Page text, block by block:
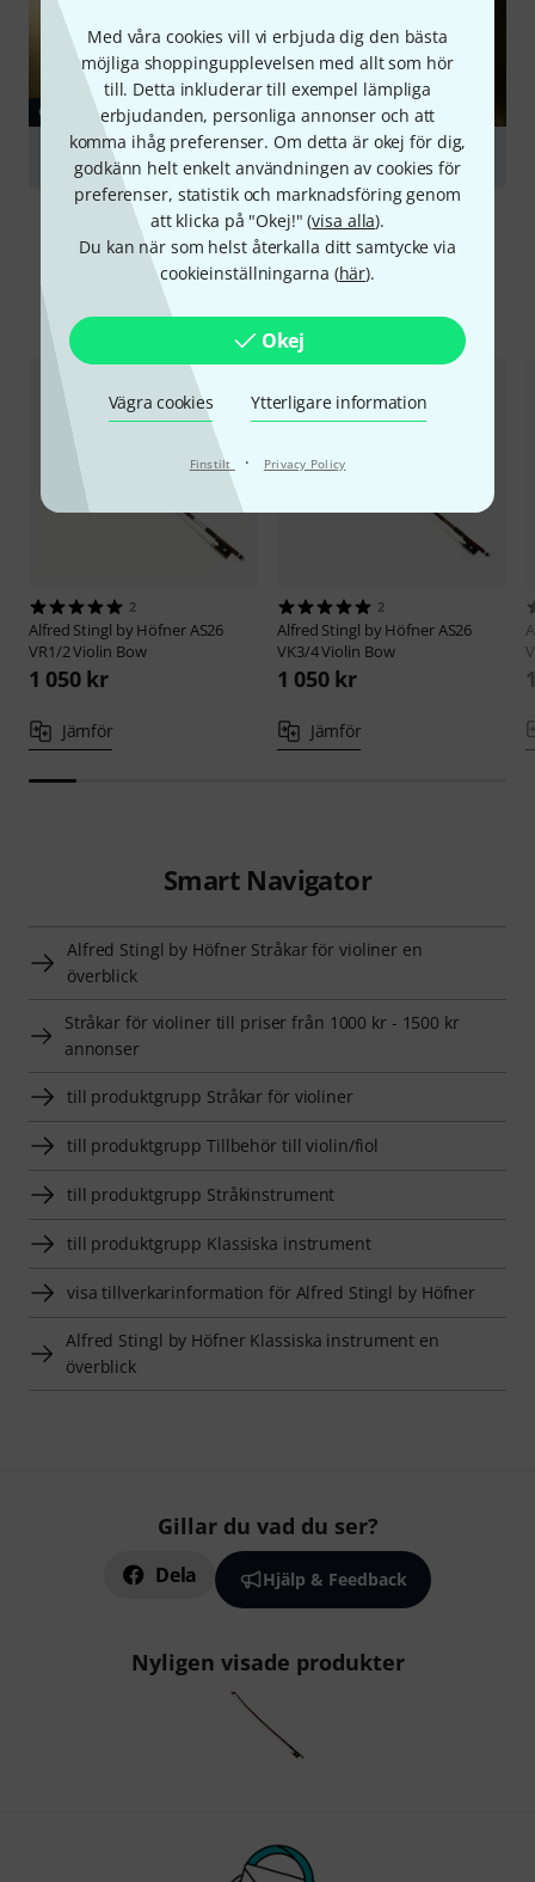
Med våra cookies vill vi erbjuda dig den bästa
möjliga shoppingupplevelsen med allt som hör
till. Detta inkluderar till exempel lämpliga
erbjudanden, personliga annonser och att
komma ihåg preferenser. Om detta är okej för dig,
godkänn helt enkelt användningen av cookies för
preferenser, statistik och marknadsföring genom
att klicka på "Okej!" (visa alla).
Du kan när som helst återkalla ditt samtycke via
cookieinställningarna (här).
Okej
Vägra cookies Ytterligare information
Finstilt · Privacy Policy
GUIDE
Bows for String Instruments
Jämför alternativ
2
Alfred Stingl by HöfnerAS26
VR1/2 Violin Bow
1 050 kr
Jämför
2
Alfred Stingl by HöfnerAS26
VK3/4 Violin Bow
1 050 kr
Jämför
Smart Navigator
Alfred Stingl by Höfner Stråkar för violiner en
överblick
Stråkar för violiner till priser från 1000 kr - 1500 kr
annonser
till produktgrupp Stråkar för violiner
till produktgrupp Tillbehör till violin/fiol
till produktgrupp Stråkinstrument
till produktgrupp Klassiska instrument
visa tillverkarinformation för Alfred Stingl by Höfner
Alfred Stingl by Höfner Klassiska instrument en
överblick
Gillar du vad du ser?
Dela Hjälp & Feedback
Nyligen visade produkter